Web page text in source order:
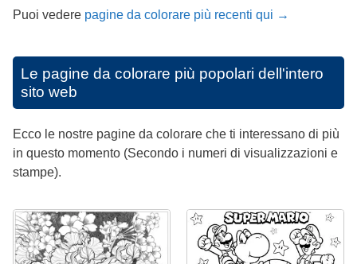
Puoi vedere pagine da colorare più recenti qui →
Le pagine da colorare più popolari dell'intero
sito web
Ecco le nostre pagine da colorare che ti interessano di più
in questo momento (Secondo i numeri di visualizzazioni e
stampe).